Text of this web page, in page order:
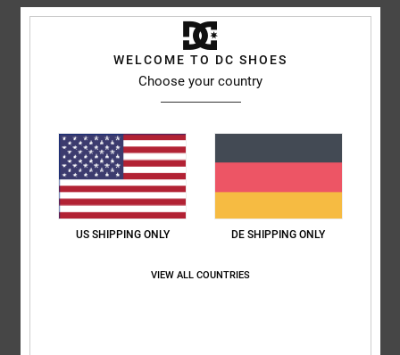
Kundenbewertungen
Durchschnittliche Bewertung
4.3/5
basierend auf3 verifizierten Bewertungenseit Dezember 2025
67% unserer Kunden empfehlen dieses Produkt
WELCOME TO DC SHOES
Choose your country
US SHIPPING ONLY DE SHIPPING ONLY
VIEW ALL COUNTRIES